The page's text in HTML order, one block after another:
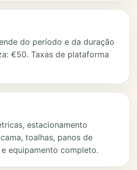
do período e da duração
€50. Taxas de plataforma
estacionamento
toalhas, panos de
equipamento completo.